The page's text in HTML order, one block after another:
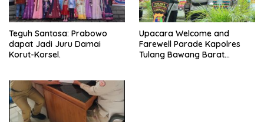
Teguh Santosa: Prabowo
dapat Jadi Juru Damai
Korut-Korsel.
Upacara Welcome and
Farewell Parade Kapolres
Tulang Bawang Barat